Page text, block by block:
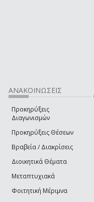
ΑΝΑΚΟΙΝΩΣΕΙΣ
Προκηρύξεις
Διαγωνισμών
Προκηρύξεις Θέσεων
Βραβεία / Διακρίσεις
Διοικητικά Θέματα
Μεταπτυχιακά
Φοιτητική Μέριμνα